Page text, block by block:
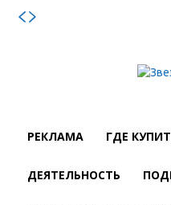
РЕКЛАМА ГДЕ
ДЕЯТЕЛЬНОСТЬ